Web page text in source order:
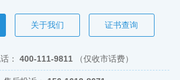
关于我们 证书查询
： 400-111-9811 （仅收市话费）